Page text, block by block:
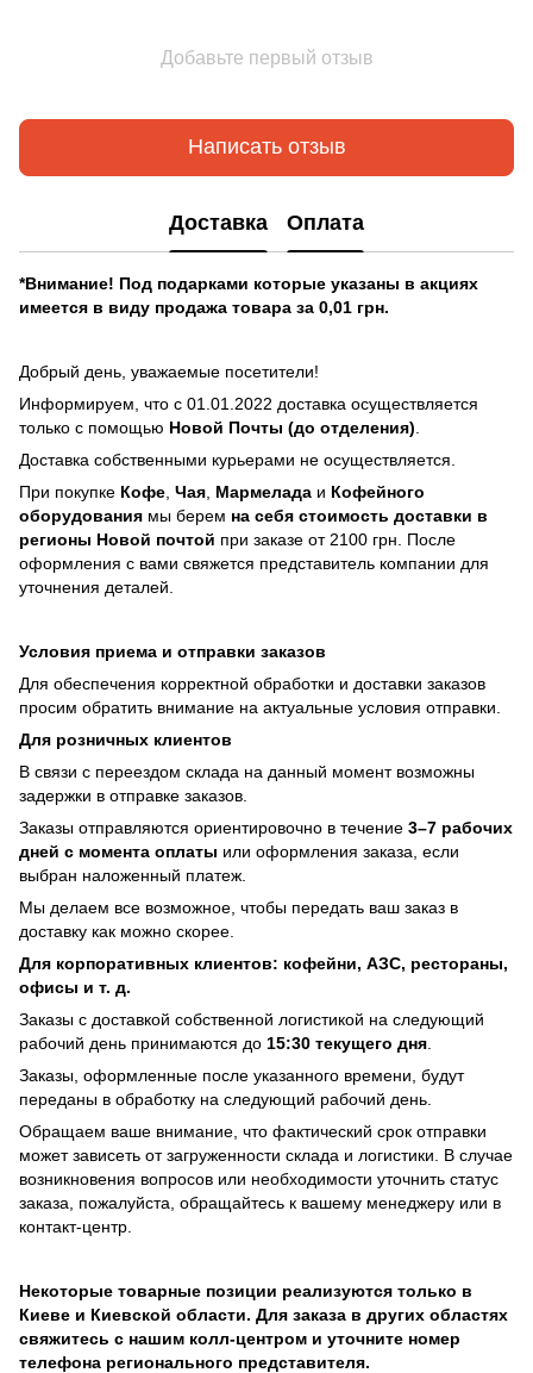
Добавьте первый отзыв
Написать отзыв
Доставка Оплата
*Внимание! Под подарками которые указаны в акциях
имеется в виду продажа товара за 0,01 грн.
Добрый день, уважаемые посетители!
Информируем, что с 01.01.2022 доставка осуществляется
только с помощью Новой Почты (до отделения)
Доставка собственными курьерами не осуществляется.
При покупке Кофе Чая Мармелада и Кофейного
оборудования мы берем на себя стоимость доставки в
регионы Новой почтой при заказе от 2100 грн. После
оформления с вами свяжется представитель компании для
уточнения деталей.
Условия приема и отправки заказов
Для обеспечения корректной обработки и доставки заказов
просим обратить внимание на актуальные условия отправки.
Для розничных клиентов
В связи с переездом склада на данный момент возможны
задержки в отправке заказов.
Заказы отправляются ориентировочно в течение 3–7 рабочих
дней с момента оплаты или оформления заказа, если
выбран наложенный платеж.
Мы делаем все возможное, чтобы передать ваш заказ в
доставку как можно скорее.
Для корпоративных клиентов: кофейни, АЗС, рестораны,
офисы и т. д.
Заказы с доставкой собственной логистикой на следующий
рабочий день принимаются до 15:30 текущего дня
Заказы, оформленные после указанного времени, будут
переданы в обработку на следующий рабочий день.
Обращаем ваше внимание, что фактический срок отправки
может зависеть от загруженности склада и логистики. В случае
возникновения вопросов или необходимости уточнить статус
заказа, пожалуйста, обращайтесь к вашему менеджеру или в
контакт-центр.
Некоторые товарные позиции реализуются только в
Киеве и Киевской области. Для заказа в других областях
свяжитесь с нашим колл-центром и уточните номер
телефона регионального представителя.